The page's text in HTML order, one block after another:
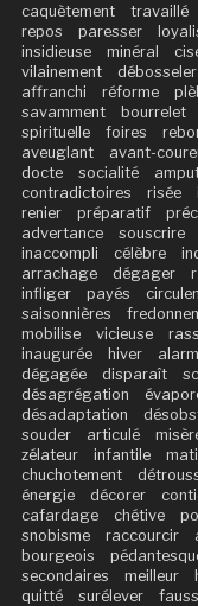
caquètement
travaillé
repos
paresser
insidieuse
minéral
vilainement
débosseler
affranchi
réforme
savamment
bourrelet
spirituelle
foires
aveuglant
avant-
docte
socialité
contradictoires
risée
renier
préparatif
advertance
souscrire
inaccompli
célèbre
arrachage
dégager
infliger
payés
saisonnières
mobilise
vicieuse
inaugurée
hiver
dégagée
disparaît
désagrégation
désadaptation
souder
articulé
zélateur
infantile
chuchotement
énergie
décorer
cafardage
chétive
snobisme
raccourcir
bourgeois
secondaires
meilleur
quitté
surélever